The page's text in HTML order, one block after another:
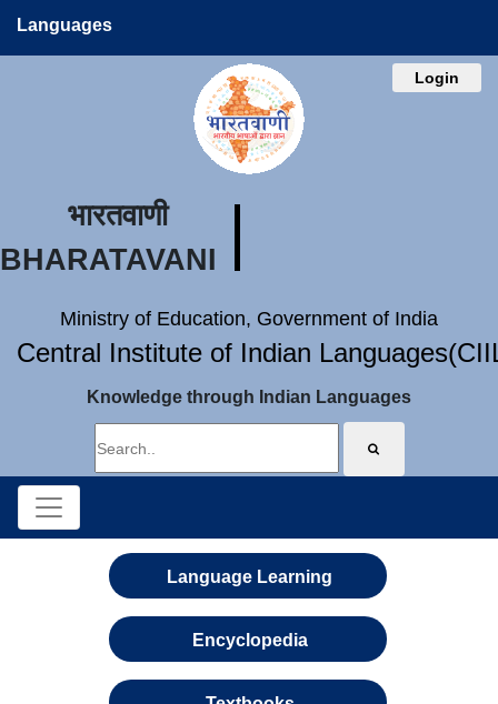
Languages
Login
भारतवाणी
BHARATAVANI
Ministry of Education, Government of India
Central Institute of Indian
Knowledge through Indian Languages
Language Learning
Encyclopedia